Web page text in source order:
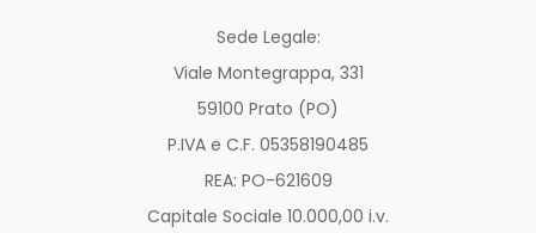
Sede Legale:
Viale Montegrappa, 331
59100 Prato (PO)
P.IVA e C.F. 05358190485
REA: PO-621609
Capitale Sociale 10.000,00 i.v.